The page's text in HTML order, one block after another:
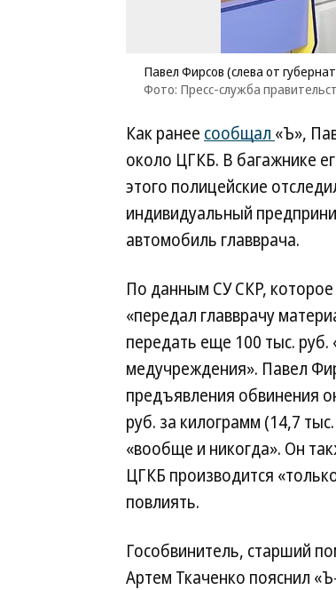
Павел Фирсов (слева от
Фото: Пресс-служба
Как ранее сообщал «Ъ»,
около ЦГКБ. В багажнике
этого полицейские
индивидуальный
автомобиль главврача.
По данным СУ СКР, которое
«передал главврачу
передать еще 100 тыс.
медучреждения». Павел
предъявления обвинения
руб. за килограмм (14,7
«вообще и никогда». Он
ЦГКБ производится
повлиять.
Гособвинитель, старший
Артем Ткаченко пояснил